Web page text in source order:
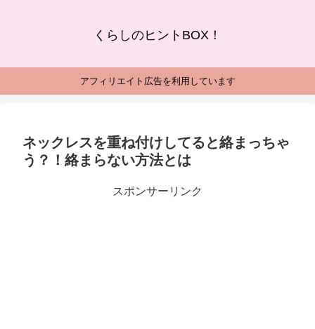
くらしのヒントBOX！
アフィリエイト広告を利用しています
ネックレスを重ね付けしてると絡まっちゃ
う？！絡まらない方法とは
スポンサーリンク